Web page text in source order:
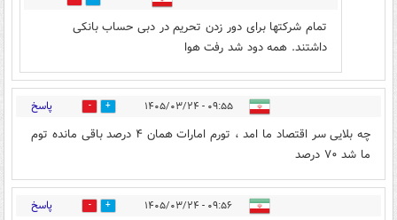
تمام شرکتها برای دور زدن تحریم در دبی حساب بانکی
داشتند. همه دود شد رفت هوا
۰۹:۵۵ - ۱۴۰۵/۰۳/۲۴ 7 پاسخ
چه بلایی سر اقتصاد ما امد ، تورم امارات همان ۴ درصد باقی مانده توم
ما شد ۷۰ درصد
۰۹:۵۶ - ۱۴۰۵/۰۳/۲۴ 2 پاسخ